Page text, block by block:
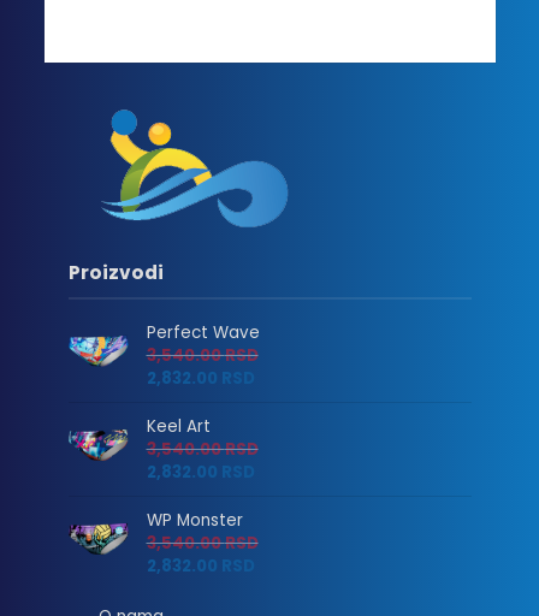
2,832.00 RSD
Proizvodi
Perfect Wave
3,540.00RSD
2,832.00 RSD
Keel Art
3,540.00RSD
2,832.00 RSD
WP Monster
3,540.00RSD
2,832.00 RSD